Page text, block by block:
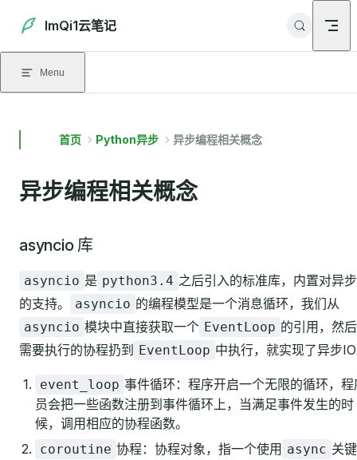
Skip to content
ImQi1云笔记
Menu
首页 Python异步 异步编程相关概念
异步编程相关概念
asyncio 库
asyncio 是 python3.4 之后引入的标准库，内置对异
的支持。
asyncio 的编程模型是一个消息循环，我们从
asyncio 模块中直接获取一个 EventLoop 的引用，然
需要执行的协程扔到 EventLoop 中执行，就实现了异步
event_loop 事件循环：程序开启一个无限的循环，程
员会把一些函数注册到事件循环上，当满足事件发生的时
候，调用相应的协程函数。
coroutine 协程：协程对象，指一个使用 async 关